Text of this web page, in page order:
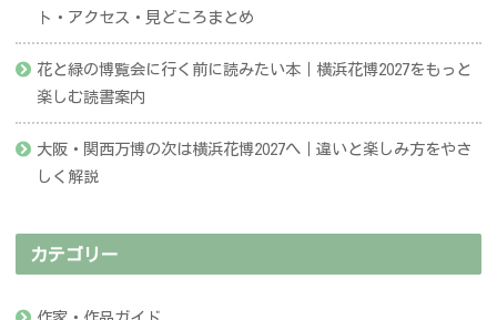
ト・アクセス・見どころまとめ
花と緑の博覧会に行く前に読みたい本｜横浜花博2027をもっと
楽しむ読書案内
大阪・関西万博の次は横浜花博2027へ｜違いと楽しみ方をやさ
しく解説
カテゴリー